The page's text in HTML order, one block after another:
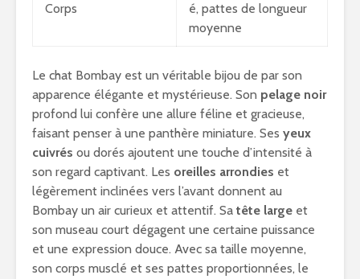
Corps
é, pattes de longueur
moyenne
Le chat Bombay est un véritable bijou de par son
apparence élégante et mystérieuse. Son pelage noir
profond lui confère une allure féline et gracieuse,
faisant penser à une panthère miniature. Ses yeux
cuivrés ou dorés ajoutent une touche d’intensité à
son regard captivant. Les oreilles arrondies et
légèrement inclinées vers l’avant donnent au
Bombay un air curieux et attentif. Sa tête large et
son museau court dégagent une certaine puissance
et une expression douce. Avec sa taille moyenne,
son corps musclé et ses pattes proportionnées, le